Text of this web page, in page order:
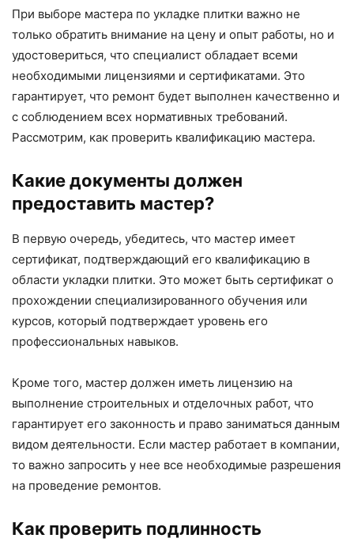
При выборе мастера по укладке плитки важно не
только обратить внимание на цену и опыт работы, но и
удостовериться, что специалист обладает всеми
необходимыми лицензиями и сертификатами. Это
гарантирует, что ремонт будет выполнен качественно и
с соблюдением всех нормативных требований.
Рассмотрим, как проверить квалификацию мастера.
Какие документы должен
предоставить мастер?
В первую очередь, убедитесь, что мастер имеет
сертификат, подтверждающий его квалификацию в
области укладки плитки. Это может быть сертификат о
прохождении специализированного обучения или
курсов, который подтверждает уровень его
профессиональных навыков.
Кроме того, мастер должен иметь лицензию на
выполнение строительных и отделочных работ, что
гарантирует его законность и право заниматься данным
видом деятельности. Если мастер работает в компании,
то важно запросить у нее все необходимые разрешения
на проведение ремонтов.
Как проверить подлинность